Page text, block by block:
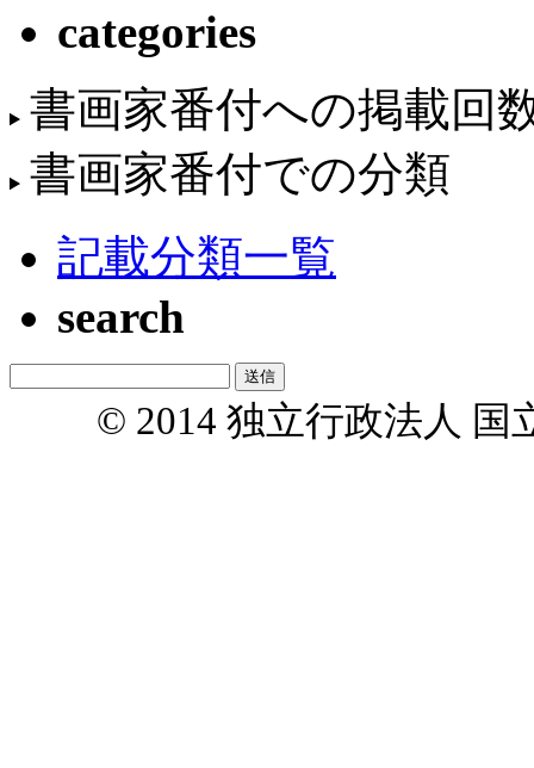
categories
書画家番付への掲載回
書画家番付での分類
記載分類一覧
search
© 2014 独立行政法人 国